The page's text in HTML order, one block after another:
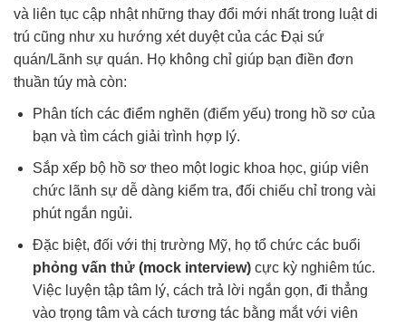
và liên tục cập nhật những thay đổi mới nhất trong luật di
trú cũng như xu hướng xét duyệt của các Đại sứ
quán/Lãnh sự quán. Họ không chỉ giúp bạn điền đơn
thuần túy mà còn:
Phân tích các điểm nghẽn (điểm yếu) trong hồ sơ của
bạn và tìm cách giải trình hợp lý.
Sắp xếp bộ hồ sơ theo một logic khoa học, giúp viên
chức lãnh sự dễ dàng kiểm tra, đối chiếu chỉ trong vài
phút ngắn ngủi.
Đặc biệt, đối với thị trường Mỹ, họ tổ chức các buổi
phỏng vấn thử (mock interview)cực kỳ nghiêm túc.
Việc luyện tập tâm lý, cách trả lời ngắn gọn, đi thẳng
vào trọng tâm và cách tương tác bằng mắt với viên